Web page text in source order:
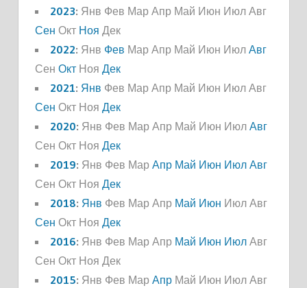
2023: Янв Фев Мар Апр Май Июн Июл Авг
Сен Окт Ноя Дек
2022: Янв Фев Мар Апр Май Июн Июл Авг
Сен Окт Ноя Дек
2021: Янв Фев Мар Апр Май Июн Июл Авг
Сен Окт Ноя Дек
2020: Янв Фев Мар Апр Май Июн Июл Авг
Сен Окт Ноя Дек
2019: Янв Фев Мар Апр Май Июн Июл Авг
Сен Окт Ноя Дек
2018: Янв Фев Мар Апр Май Июн Июл Авг
Сен Окт Ноя Дек
2016: Янв Фев Мар Апр Май Июн Июл Авг
Сен Окт Ноя Дек
2015: Янв Фев Мар Апр Май Июн Июл Авг